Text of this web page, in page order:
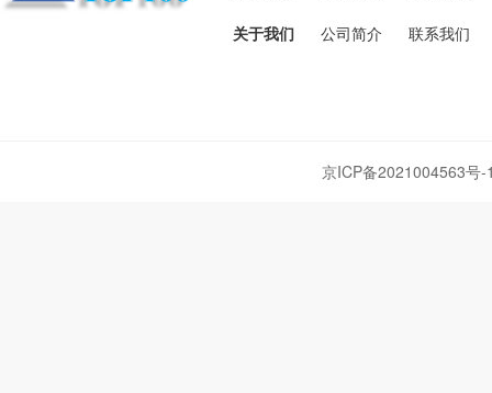
关于我们 公司简介 联系我们
京ICP备2021004563号-